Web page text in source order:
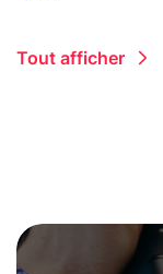
Tout afficher